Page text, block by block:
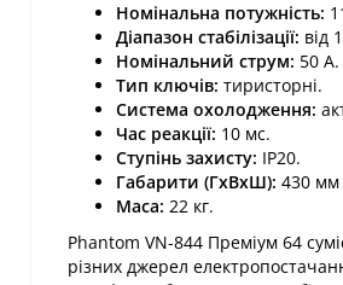
Номінальна потужність:
Діапазон стабілізації: від
Номінальний струм: 50 А.​
Тип ключів: тиристорні.​
Система охолодження:
Час реакції: 10 мс.​
Ступінь захисту: IP20.​
Габарити (ГхВхШ): 430 мм
Маса: 22 кг.​
Phantom VN-844 Преміум 64
різних джерел